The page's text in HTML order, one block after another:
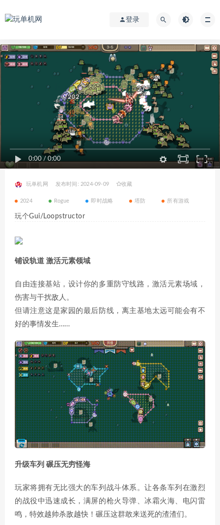
登录
0:00 / 0:00
玩单机网 发布时间: 2024-09-09 收藏
2024 Rogue 即时战略 塔防 所有游戏
玩个Gui/Loopstructor
铺设轨道 激活元素领域
自由连接基站，设计你的多重防守线路，激活元素场域，
伤害与干扰敌人。
但请注意这是家园的最后防线，离主基地太远可能会有不
好的事情发生……
升级车列 碾压无穷怪海
玩家将拥有无比强大的车列战斗体系。让各条车列在激烈
的战役中迅速成长，满屏的枪火导弹、冰霜火海、电闪雷
鸣，特效越帅杀敌越快！碾压这群敢来送死的渣渣们。